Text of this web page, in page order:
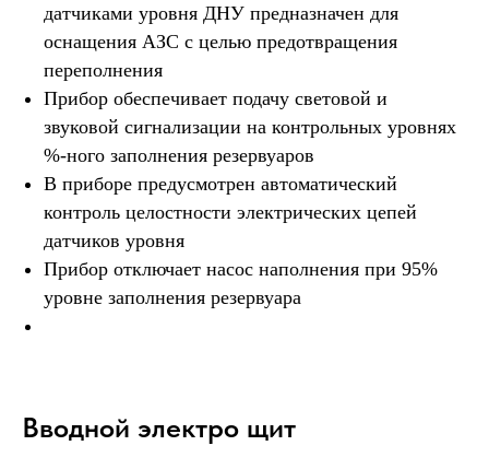
датчиками уровня ДНУ предназначен для
оснащения АЗС с целью предотвращения
переполнения
Прибор обеспечивает подачу световой и
звуковой сигнализации на контрольных уровнях
%-ного заполнения резервуаров
В приборе предусмотрен автоматический
контроль целостности электрических цепей
датчиков уровня
Прибор отключает насос наполнения при 95%
уровне заполнения резервуара
Вводной электро щит